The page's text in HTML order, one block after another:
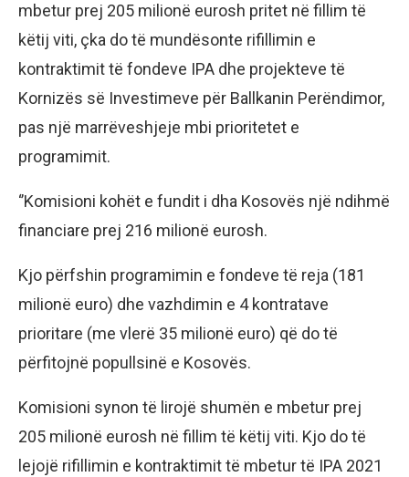
mbetur prej 205 milionë eurosh pritet në fillim të
këtij viti, çka do të mundësonte rifillimin e
kontraktimit të fondeve IPA dhe projekteve të
Kornizës së Investimeve për Ballkanin Perëndimor,
pas një marrëveshjeje mbi prioritetet e
programimit.
‘’Komisioni kohët e fundit i dha Kosovës një ndihmë
financiare prej 216 milionë eurosh.
Kjo përfshin programimin e fondeve të reja (181
milionë euro) dhe vazhdimin e 4 kontratave
prioritare (me vlerë 35 milionë euro) që do të
përfitojnë popullsinë e Kosovës.
Komisioni synon të lirojë shumën e mbetur prej
205 milionë eurosh në fillim të këtij viti. Kjo do të
lejojë rifillimin e kontraktimit të mbetur të IPA 2021